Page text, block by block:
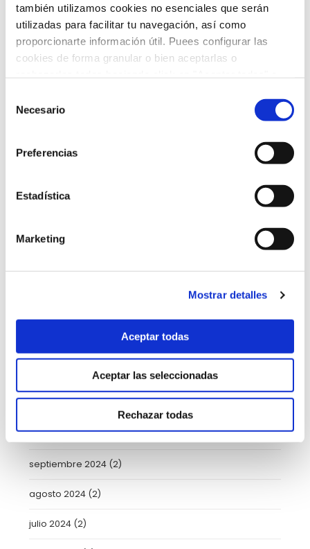
también utilizamos cookies no esenciales que serán
utilizadas para facilitar tu navegación, así como
proporcionarte información útil. Puees configurar las
cookies de forma granular o bien aceptarlas o
política de cookies
Necesario
Preferencias
Estadística
Marketing
Mostrar detalles
Aceptar todas
Aceptar las seleccionadas
Rechazar todas
noviembre 2025(4)
octubre 2025(8)
septiembre 2025
junio 2025
diciembre 2024(2)
octubre 2024(4)
septiembre 2024 (2)
agosto 2024 (2)
julio 2024 (2)